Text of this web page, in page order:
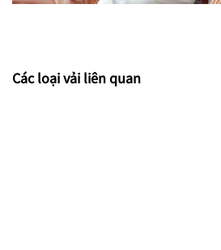
Các loại vải liên quan